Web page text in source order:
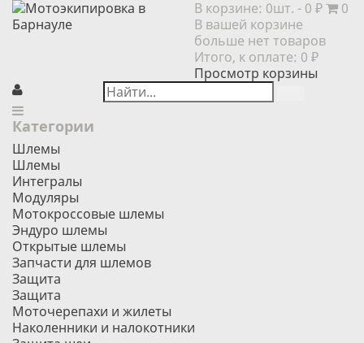
В корзине: 0шт. - 0 ₽
0
В вашей корзине
больше нет товаров
Итого, к оплате: 0 ₽
Просмотр корзины
Категории
Шлемы
Шлемы
Интегралы
Модуляры
Мотокроссовые шлемы
Эндуро шлемы
Открытые шлемы
Запчасти для шлемов
Защита
Защита
Моточерепахи и жилеты
Наколенники и налокотники